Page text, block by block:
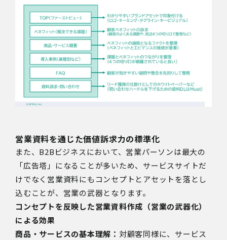
営業資料を通じた価値訴求力の標準化
また、B2Bビジネスにおいて、営業パーソンは最大の
「広告塔」になることが多いため、サービスサイトだ
けでなく営業資料にもコンセプトとアセットを落とし
込むことが、営業の武器となります。
コンセプトを反映した営業資料作成（営業の武器化）
による効果
商品・サービスの基本理解： 対顧客同様に、サービス